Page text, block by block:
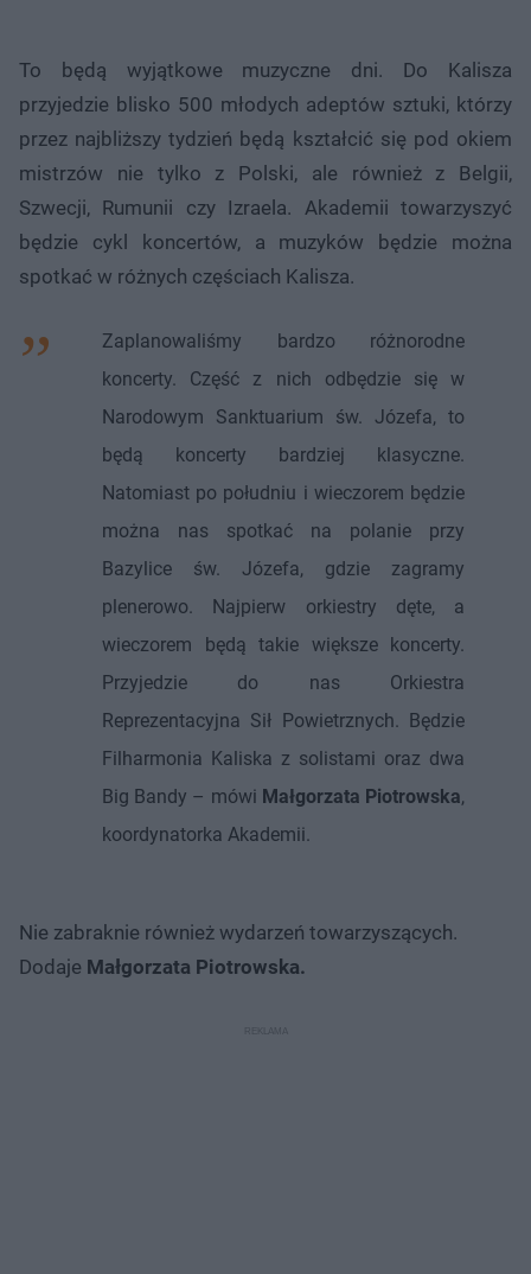
To będą wyjątkowe muzyczne dni. Do Kalisza
przyjedzie blisko 500 młodych adeptów sztuki, którzy
przez najbliższy tydzień będą kształcić się pod okiem
mistrzów nie tylko z Polski, ale również z Belgii,
Szwecji, Rumunii czy Izraela. Akademii towarzyszyć
będzie cykl koncertów, a muzyków będzie można
spotkać w różnych częściach Kalisza.
Zaplanowaliśmy bardzo różnorodne
koncerty. Część z nich odbędzie się w
Narodowym Sanktuarium św. Józefa, to
będą koncerty bardziej klasyczne.
Natomiast po południu i wieczorem będzie
można nas spotkać na polanie przy
Bazylice św. Józefa, gdzie zagramy
plenerowo. Najpierw orkiestry dęte, a
wieczorem będą takie większe koncerty.
Przyjedzie do nas Orkiestra
Reprezentacyjna Sił Powietrznych. Będzie
Filharmonia Kaliska z solistami oraz dwa
Big Bandy – mówi Małgorzata Piotrowska,
koordynatorka Akademii.
Nie zabraknie również wydarzeń towarzyszących.
Dodaje Małgorzata Piotrowska.